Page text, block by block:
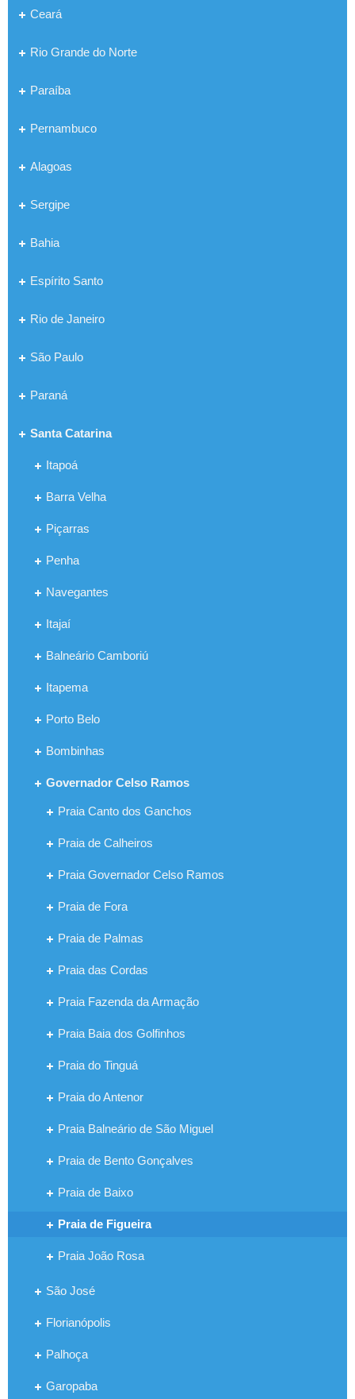
Ceará
Rio Grande do Norte
Paraíba
Pernambuco
Alagoas
Sergipe
Bahia
Espírito Santo
Rio de Janeiro
São Paulo
Paraná
Santa Catarina
Itapoá
Barra Velha
Piçarras
Penha
Navegantes
Itajaí
Balneário Camboriú
Itapema
Porto Belo
Bombinhas
Governador Celso Ramos
Praia Canto dos Ganchos
Praia de Calheiros
Praia Governador Celso Ramos
Praia de Fora
Praia de Palmas
Praia das Cordas
Praia Fazenda da Armação
Praia Baia dos Golfinhos
Praia do Tinguá
Praia do Antenor
Praia Balneário de São Miguel
Praia de Bento Gonçalves
Praia de Baixo
Praia de Figueira
Praia João Rosa
São José
Florianópolis
Palhoça
Garopaba